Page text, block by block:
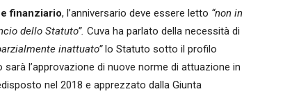
finanziario, l’anniversario deve essere letto “non in
dello Statuto”. Cuva ha parlato della necessità di
inattuato”lo Statuto sotto il profilo
l’approvazione di nuove norme di attuazione in
nel 2018 e apprezzato dalla Giunta